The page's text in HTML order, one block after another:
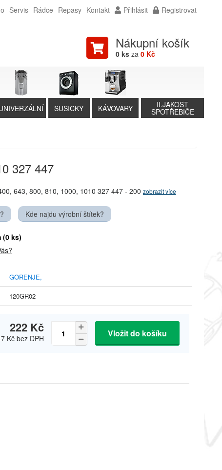
Servis Rádce Repasy Kontakt Přihlásit Registrovat
Nákupní košík
0 ks za 0 Kč
SUŠIČKY KÁVOVARY II.JAKOST
SPOTŘEBIČE
327 447
643, 800, 810, 1000, 1010 327 447 - 200 zobrazit více
Kde najdu výrobní štítek?
(0 ks)
GORENJE,
120GR02
222 Kč
Kčbez DPH Vložit do košíku